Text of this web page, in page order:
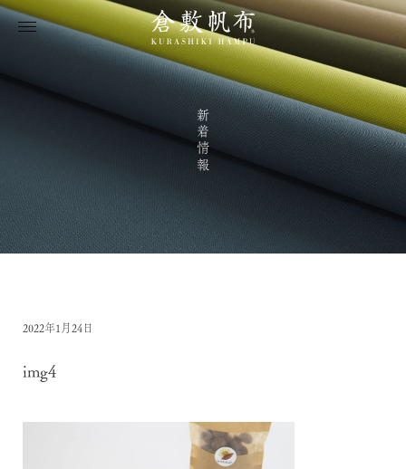
新着情報
2022年1月24日
img4